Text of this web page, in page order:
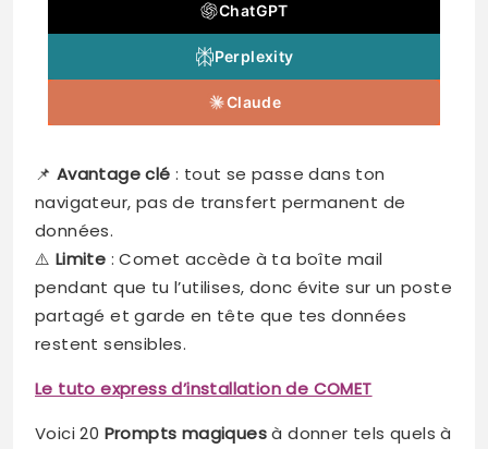
ChatGPT
Perplexity
Claude
📌 Avantage clé : tout se passe dans ton
navigateur, pas de transfert permanent de
données.
⚠️ Limite : Comet accède à ta boîte mail
pendant que tu l’utilises, donc évite sur un poste
partagé et garde en tête que tes données
restent sensibles.
Le tuto express d’installation de COMET
Voici 20 Prompts magiquesà donner tels quels à